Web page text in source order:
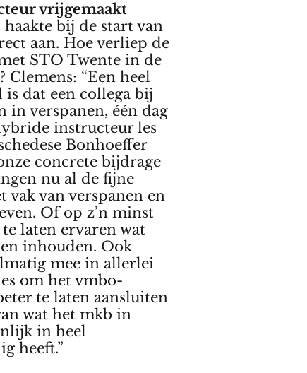
vrijgemaakt
bij de start van
aan. Hoe verliep de
STO Twente in de
Clemens: “Een heel
dat een collega bij
in verspanen, één dag
instructeur les
Bonhoeffer
concrete bijdrage
nu al de fijne
vak van verspanen en
Of op z’n minst
laten ervaren wat
inhouden. Ook
mee in allerlei
om het vmbo-
te laten aansluiten
wat het mkb in
in heel
heeft.”